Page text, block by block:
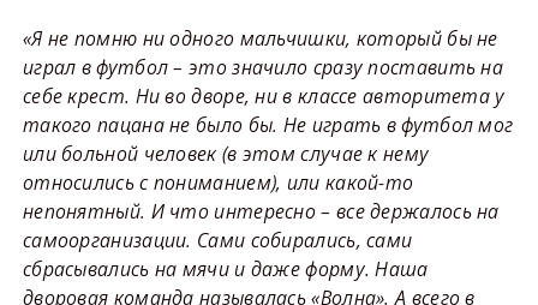
«Я не помню ни одного мальчишки, который бы не
играл в футбол – это значило сразу поставить на
себе крест. Ни во дворе, ни в классе авторитета у
такого пацана не было бы. Не играть в футбол мог
или больной человек (в этом случае к нему
относились с пониманием), или какой-то
непонятный. И что интересно – все держалось на
самоорганизации. Сами собирались, сами
сбрасывались на мячи и даже форму. Наша
дворовая команда называлась «Волна». А всего в